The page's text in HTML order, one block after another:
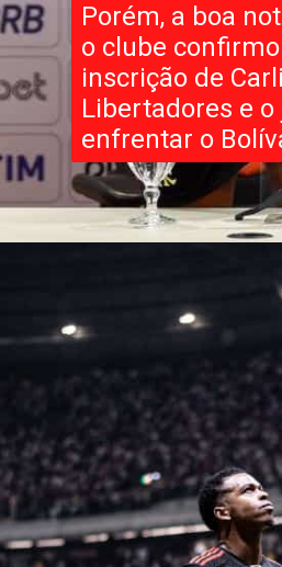
Porém, a boa
o clube
inscrição de
Libertadores e
enfrentar o